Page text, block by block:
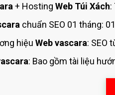
+ Hosting Web Túi Xách:
chuẩn SEO 01 tháng:
hiệu Web vascara: SEO
: Bao gồm tài liệu